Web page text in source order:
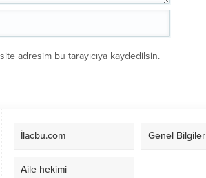
adresim bu tarayıcıya kaydedilsin.
İlacbu.com Genel Bilgiler
Aile hekimi